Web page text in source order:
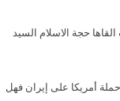
حجة الاسلام السيد
أمريكا على إيران فهل